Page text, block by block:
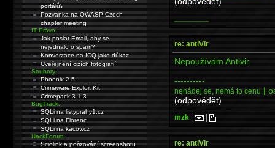
re: antiVir
Nepoužívám Antivir.
----------
nehádej se, nemá to cenu |
(odpovědět)
mzk | |
re: antiVir
portálů?
Pozvánka na OWASP Czech
chapter meeting
IT Právo:
Jak poslat Email, aby se
nejednalo o spam?
Konverzace na ICQ jako důkaz.
Uveřejnění cizích fotografií
Soubory:
Phoenix 2.5
Crimeware Exploit Kit
Crimepack 3.1.3
BugTrack:
SQLi na listyprahy1.cz
SQLi na Florenc
SQLi na kacov.cz
HackForum:
Sciolink a pořizování screenshotu